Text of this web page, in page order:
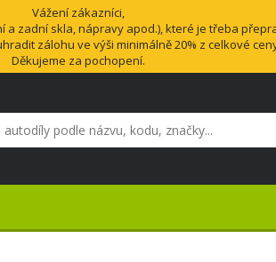
Vážení zákazníci,
zadní skla, nápravy apod.), které je třeba
zálohu ve výši minimálně 20% z celkové
Děkujeme za pochopení.